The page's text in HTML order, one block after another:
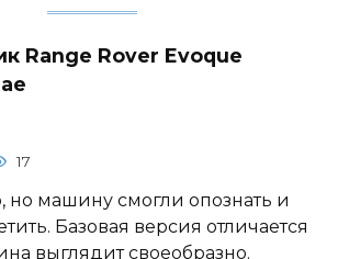
Range Rover Evoque
17
но машину смогли опознать и
Базовая версия отличается
выглядит своеобразно.